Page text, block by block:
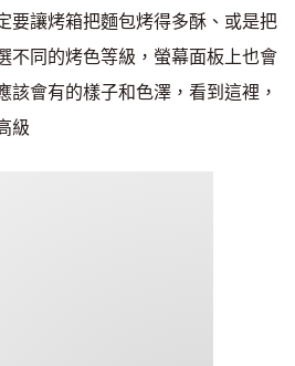
要讓烤箱把麵包烤得多酥、或是把
不同的烤色等級，螢幕面板上也會
該會有的樣子和色澤，看到這裡，
級